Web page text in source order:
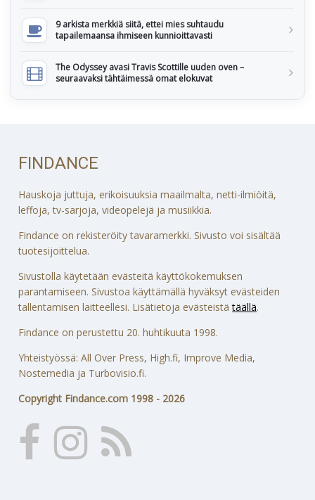
9 arkista merkkiä siitä, ettei mies suhtaudu
tapailemaansa ihmiseen kunnioittavasti
The Odyssey avasi Travis Scottille uuden oven –
seuraavaksi tähtäimessä omat elokuvat
FINDANCE
Hauskoja juttuja, erikoisuuksia maailmalta, netti-ilmiöitä,
leffoja, tv-sarjoja, videopelejä ja musiikkia.
Findance on rekisteröity tavaramerkki. Sivusto voi sisältää
tuotesijoittelua.
Sivustolla käytetään evästeitä käyttökokemuksen
parantamiseen. Sivustoa käyttämällä hyväksyt evästeiden
tallentamisen laitteellesi. Lisätietoja evästeistätäällä.
Findance on perustettu 20. huhtikuuta 1998.
Yhteistyössä: All Over Press, High.fi, Improve Media,
Nostemedia ja Turbovisio.fi.
Copyright Findance.com 1998 - 2026